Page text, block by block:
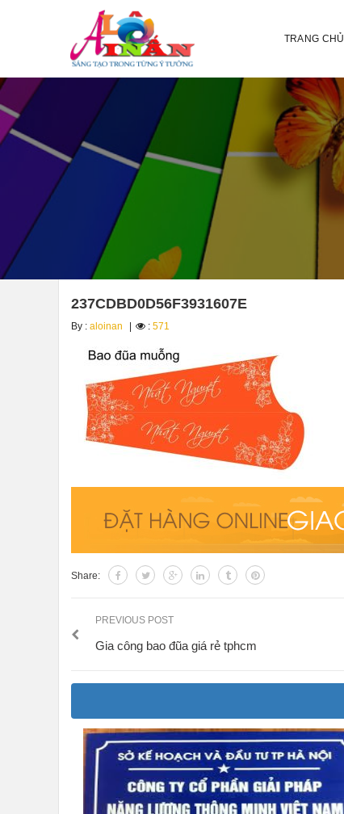
TRANG CHỦ
237CDBD0D56F3931607E
By : aloinan : 571
Share:
PREVIOUS POST
Gia công bao đũa giá rẻ tphcm